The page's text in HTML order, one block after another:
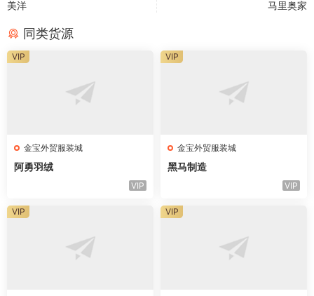
美洋 马里奥家
同类货源
金宝外贸服装城
阿勇羽绒
VIP
VIP
金宝外贸服装城
黑马制造
VIP
VIP
VIP VIP